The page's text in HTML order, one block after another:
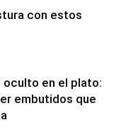
con estos
oculto en el plato:
embutidos que